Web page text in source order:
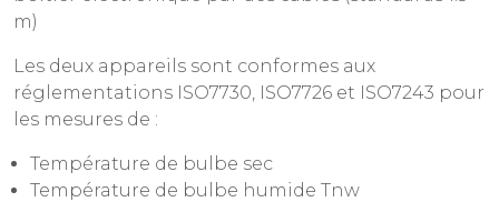
m)
Les deux appareils sont conformes aux
réglementations ISO7730, ISO7726 et ISO7243 pour
les mesures de :
Température de bulbe sec
Température de bulbe humide Tnw